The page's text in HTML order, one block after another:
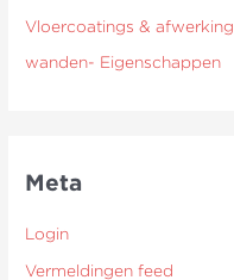
Vloercoatings & afwerking
wanden- Eigenschappen
Meta
Login
Vermeldingen feed